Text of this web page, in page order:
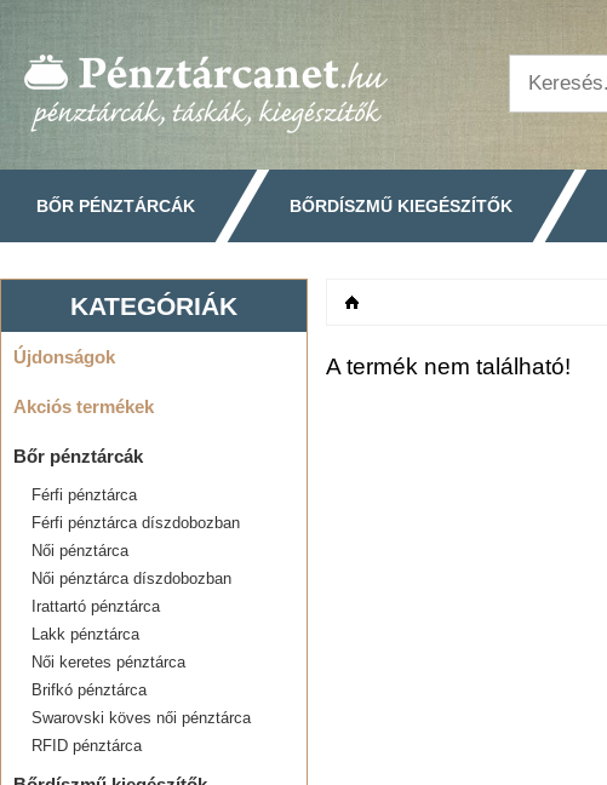
BŐR PÉNZTÁRCÁK BŐRDÍSZMŰ KIEGÉSZÍTŐK
KATEGÓRIÁK
Újdonságok
Akciós termékek
Bőr pénztárcák
Férfi pénztárca
Férfi pénztárca díszdobozban
Női pénztárca
Női pénztárca díszdobozban
Irattartó pénztárca
Lakk pénztárca
Női keretes pénztárca
Brifkó pénztárca
Swarovski köves női pénztárca
RFID pénztárca
A termék nem található!